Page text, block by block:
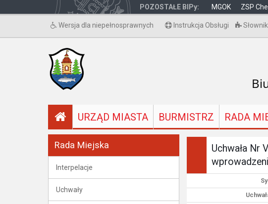
POZOSTAŁE BIPy: MGOK ZSP
Wersja dla niepełnosprawnych Instrukcja Obsługi
URZĄD MIASTA BURMISTRZ RADA
Rada Miejska
Interpelacje
Uchwały
Uchwała Nr